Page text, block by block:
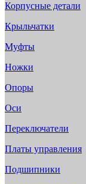
Корпусные детали
Крыльчатки
Муфты
Ножки
Опоры
Оси
Переключатели
Платы управления
Подшипники